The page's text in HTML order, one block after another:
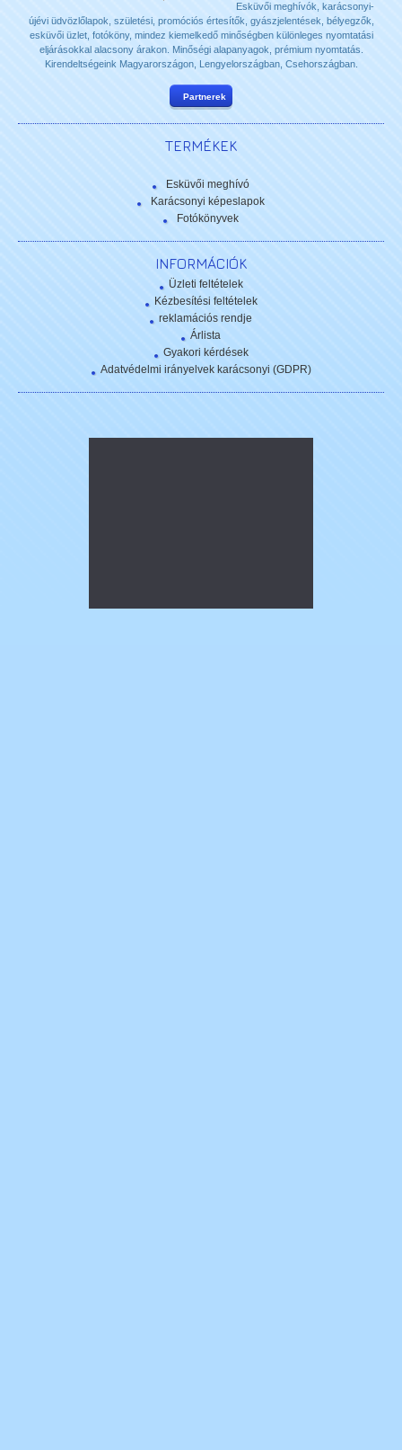
Esküvői meghívók, karácsonyi-
újévi üdvözlőlapok, születési, promóciós értesítők, gyászjelentések, bélyegzők,
esküvői üzlet, fotóköny, mindez kiemelkedő minőségben különleges nyomtatási
eljárásokkal alacsony árakon. Minőségi alapanyagok, prémium nyomtatás.
Kirendeltségeink Magyarországon, Lengyelországban, Csehországban.
Partnerek
TERMÉKEK
Esküvői meghívó
Karácsonyi képeslapok
Fotókönyvek
INFORMÁCIÓK
Üzleti feltételek
Kézbesítési feltételek
reklamációs rendje
Árlista
Gyakori kérdések
Adatvédelmi irányelvek karácsonyi (GDPR)